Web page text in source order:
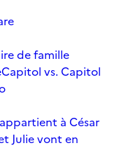
de famille
Capitol vs. Capitol
à César
Julie vont en